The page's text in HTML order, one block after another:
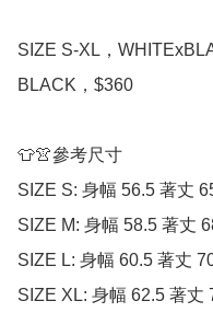
SIZE S-XL，
BLACK，$360
👕👚參考尺寸
SIZE S: 身幅 56.5 著丈
SIZE M: 身幅 58.5 著丈
SIZE L: 身幅 60.5 著丈
SIZE XL: 身幅 62.5 著丈